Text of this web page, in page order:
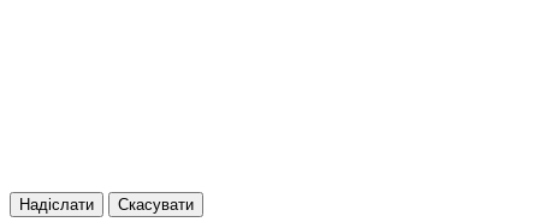
Надіслати Скасувати